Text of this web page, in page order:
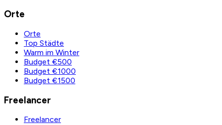
Orte
Orte
Top Städte
Warm im Winter
Budget €500
Budget €1000
Budget €1500
Freelancer
Freelancer